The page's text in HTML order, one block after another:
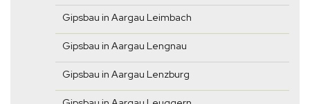
Gipsbau in Aargau Leimbach
Gipsbau in Aargau Lengnau
Gipsbau in Aargau Lenzburg